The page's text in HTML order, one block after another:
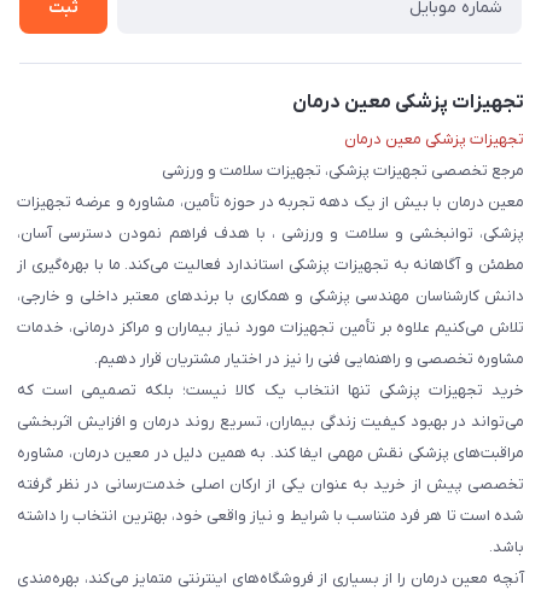
ثبت
تجهیزات پزشکی معین درمان
تجهیزات پزشکی معین درمان
مرجع تخصصی تجهیزات پزشکی، تجهیزات سلامت و ورزشی
معین درمان با بیش از یک دهه تجربه در حوزه تأمین، مشاوره و عرضه تجهیزات
پزشکی، توانبخشی و سلامت و ورزشی ، با هدف فراهم نمودن دسترسی آسان،
مطمئن و آگاهانه به تجهیزات پزشکی استاندارد فعالیت می‌کند. ما با بهره‌گیری از
دانش کارشناسان مهندسی پزشکی و همکاری با برندهای معتبر داخلی و خارجی،
تلاش می‌کنیم علاوه بر تأمین تجهیزات مورد نیاز بیماران و مراکز درمانی، خدمات
مشاوره تخصصی و راهنمایی فنی را نیز در اختیار مشتریان قرار دهیم.
خرید تجهیزات پزشکی تنها انتخاب یک کالا نیست؛ بلکه تصمیمی است که
می‌تواند در بهبود کیفیت زندگی بیماران، تسریع روند درمان و افزایش اثربخشی
مراقبت‌های پزشکی نقش مهمی ایفا کند. به همین دلیل در معین درمان، مشاوره
تخصصی پیش از خرید به عنوان یکی از ارکان اصلی خدمت‌رسانی در نظر گرفته
شده است تا هر فرد متناسب با شرایط و نیاز واقعی خود، بهترین انتخاب را داشته
باشد.
آنچه معین درمان را از بسیاری از فروشگاه‌های اینترنتی متمایز می‌کند، بهره‌مندی